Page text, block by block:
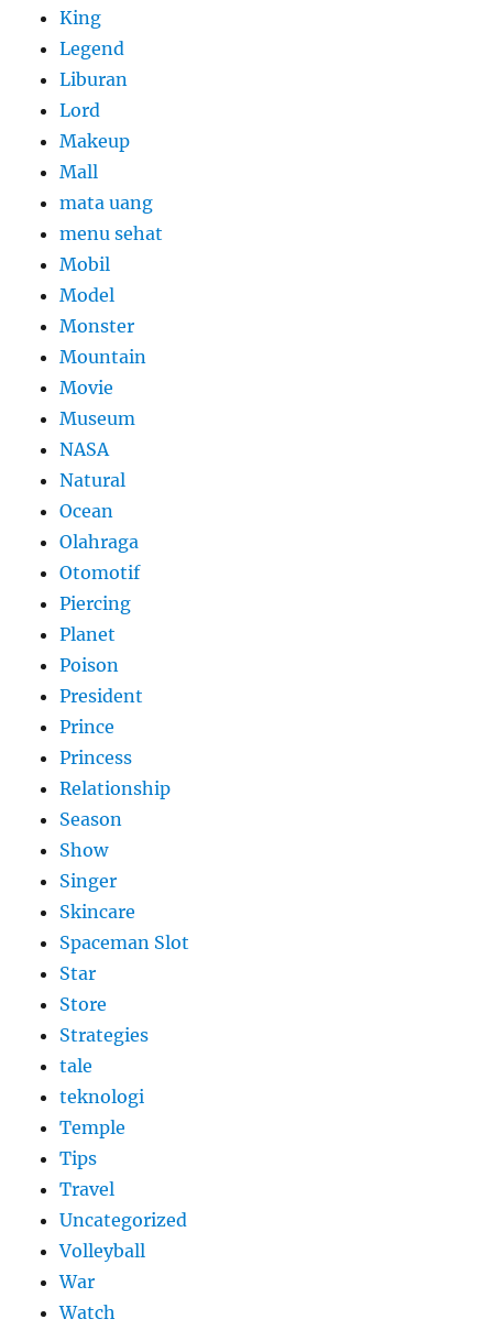
King
Legend
Liburan
Lord
Makeup
Mall
mata uang
menu sehat
Mobil
Model
Monster
Mountain
Movie
Museum
NASA
Natural
Ocean
Olahraga
Otomotif
Piercing
Planet
Poison
President
Prince
Princess
Relationship
Season
Show
Singer
Skincare
Spaceman Slot
Star
Store
Strategies
tale
teknologi
Temple
Tips
Travel
Uncategorized
Volleyball
War
Watch